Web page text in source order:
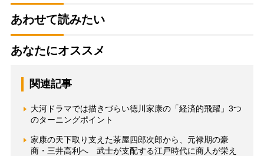
あわせて読みたい
あなたにオススメ
関連記事
大河ドラマでは描きづらい徳川家康の「経済的飛躍」3つ
のターニングポイント
家康の天下取り支えた茶屋四郎次郎から、元禄期の豪
商・三井高利へ 武士が支配する江戸時代に商人が栄え